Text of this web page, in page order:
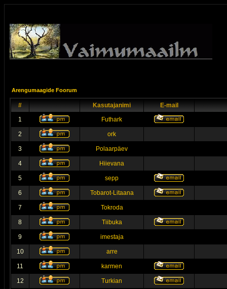
Arengumaagide Foorum
# Kasutajanimi
E-mail
1
Futhark
2 ork
3 Polaarpäev
4 Hiievana
5 sepp
6 Tobarot-Litaana
7 Tokroda
8 Tiibuka
9 imestaja
10 arre
11 karmen
12 Turkian